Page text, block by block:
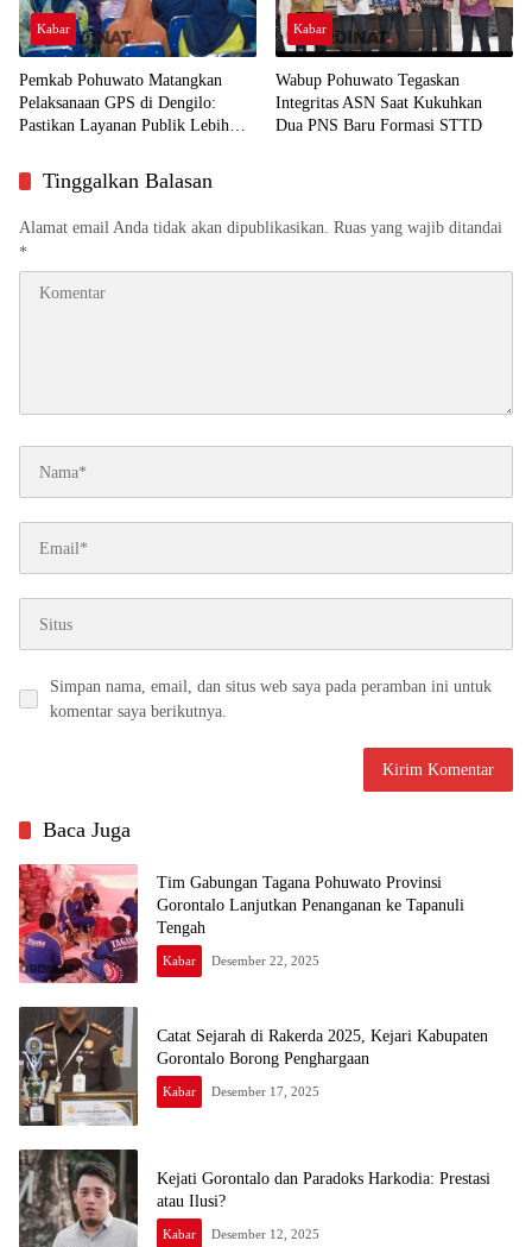
Kabar
Pemkab Pohuwato Matangkan
Pelaksanaan GPS di Dengilo:
Pastikan Layanan Publik Lebih
Kabar
Wabup Pohuwato Tegaskan
Integritas ASN Saat Kukuhkan
Dua PNS Baru Formasi STTD
Tinggalkan Balasan
Alamat email Anda tidak akan dipublikasikan. Ruas yang wajib ditandai
*
Simpan nama, email, dan situs web saya pada peramban ini untuk
komentar saya berikutnya.
Baca Juga
Tim Gabungan Tagana Pohuwato Provinsi
Gorontalo Lanjutkan Penanganan ke Tapanuli
Tengah
Kabar Desember 22, 2025
Catat Sejarah di Rakerda 2025, Kejari Kabupaten
Gorontalo Borong Penghargaan
Kabar Desember 17, 2025
Kejati Gorontalo dan Paradoks Harkodia: Prestasi
atau Ilusi?
Kabar Desember 12, 2025